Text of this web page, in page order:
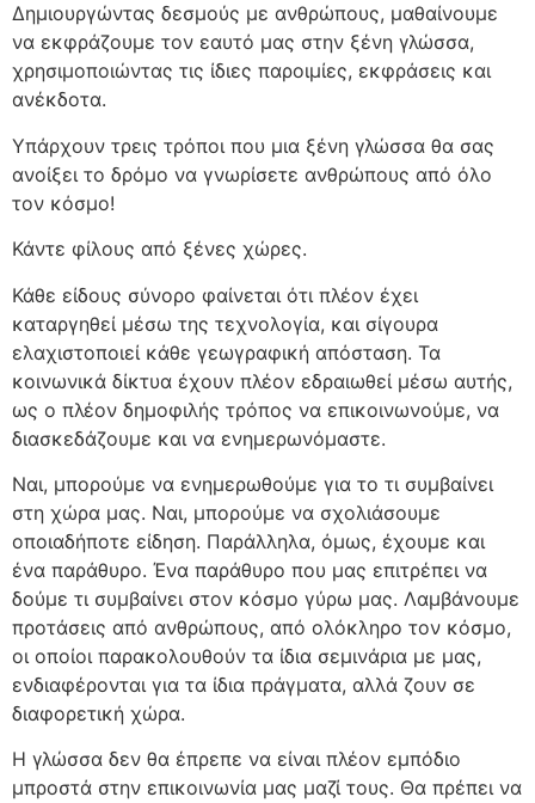
Δημιουργώντας δεσμούς με ανθρώπους, μαθαίνουμε
να εκφράζουμε τον εαυτό μας στην ξένη γλώσσα,
χρησιμοποιώντας τις ίδιες παροιμίες, εκφράσεις και
ανέκδοτα.
Υπάρχουν τρεις τρόποι που μια ξένη γλώσσα θα σας
ανοίξει το δρόμο να γνωρίσετε ανθρώπους από όλο
τον κόσμο!
Κάντε φίλους από ξένες χώρες.
Κάθε είδους σύνορο φαίνεται ότι πλέον έχει
καταργηθεί μέσω της τεχνολογία, και σίγουρα
ελαχιστοποιεί κάθε γεωγραφική απόσταση. Τα
κοινωνικά δίκτυα έχουν πλέον εδραιωθεί μέσω αυτής,
ως ο πλέον δημοφιλής τρόπος να επικοινωνούμε, να
διασκεδάζουμε και να ενημερωνόμαστε.
Ναι, μπορούμε να ενημερωθούμε για το τι συμβαίνει
στη χώρα μας. Ναι, μπορούμε να σχολιάσουμε
οποιαδήποτε είδηση. Παράλληλα, όμως, έχουμε και
ένα παράθυρο. Ένα παράθυρο που μας επιτρέπει να
δούμε τι συμβαίνει στον κόσμο γύρω μας. Λαμβάνουμε
προτάσεις από ανθρώπους, από ολόκληρο τον κόσμο,
οι οποίοι παρακολουθούν τα ίδια σεμινάρια με μας,
ενδιαφέρονται για τα ίδια πράγματα, αλλά ζουν σε
διαφορετική χώρα.
Η γλώσσα δεν θα έπρεπε να είναι πλέον εμπόδιο
μπροστά στην επικοινωνία μας μαζί τους. Θα πρέπει να